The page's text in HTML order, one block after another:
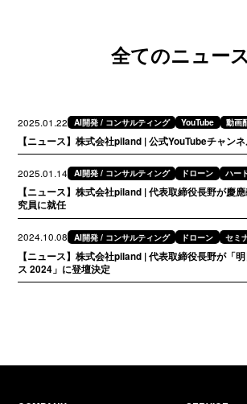
全てのニュース
2025.01.22 AI開発 / コンサルティング YouTube 動画
【ニュース】株式会社piland | 公式YouTubeチャン
2025.01.14 AI開発 / コンサルティング ドローン ハー
【ニュース】株式会社piland | 代表取締役長野が慶
究員に就任
2024.10.08 AI開発 / コンサルティング ドローン セミ
【ニュース】株式会社piland | 代表取締役長野が「
ス 2024」に登壇決定